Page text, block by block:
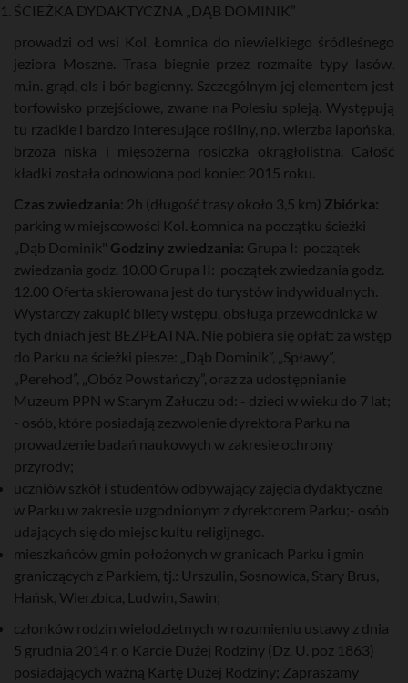
ŚCIEŻKA DYDAKTYCZNA „DĄB DOMINIK”
prowadzi od wsi Kol. Łomnica do niewielkiego śródleśnego
jeziora Moszne. Trasa biegnie przez rozmaite typy lasów,
m.in. grąd, ols i bór bagienny. Szczególnym jej elementem jest
torfowisko przejściowe, zwane na Polesiu spleją. Występują
tu rzadkie i bardzo interesujące rośliny, np. wierzba lapońska,
brzoza niska i mięsożerna rosiczka okrągłolistna. Całość
kładki została odnowiona pod koniec 2015 roku.
Czas zwiedzania: 2h (długość trasy około 3,5 km) Zbiórka:
parking w miejscowości Kol. Łomnica na początku ścieżki
„Dąb Dominik" Godziny zwiedzania: Grupa I: początek
zwiedzania godz. 10.00 Grupa II: początek zwiedzania godz.
12.00 Oferta skierowana jest do turystów indywidualnych.
Wystarczy zakupić bilety wstępu, obsługa przewodnicka w
tych dniach jest BEZPŁATNA. Nie pobiera się opłat: za wstęp
do Parku na ścieżki piesze: „Dąb Dominik”, „Spławy”,
„Perehod”, „Obóz Powstańczy”, oraz za udostępnianie
Muzeum PPN w Starym Załuczu od: - dzieci w wieku do 7 lat;
- osób, które posiadają zezwolenie dyrektora Parku na
prowadzenie badań naukowych w zakresie ochrony
przyrody;
uczniów szkół i studentów odbywający zajęcia dydaktyczne
w Parku w zakresie uzgodnionym z dyrektorem Parku;- osób
udających się do miejsc kultu religijnego.
mieszkańców gmin położonych w granicach Parku i gmin
graniczących z Parkiem, tj.: Urszulin, Sosnowica, Stary Brus,
Hańsk, Wierzbica, Ludwin, Sawin;
członków rodzin wielodzietnych w rozumieniu ustawy z dnia
5 grudnia 2014 r. o Karcie Dużej Rodziny (Dz. U. poz 1863)
posiadających ważną Kartę Dużej Rodziny; Zapraszamy